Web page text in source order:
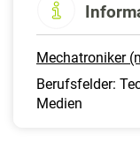
Mechatroniker
Berufsfelder:
Medien